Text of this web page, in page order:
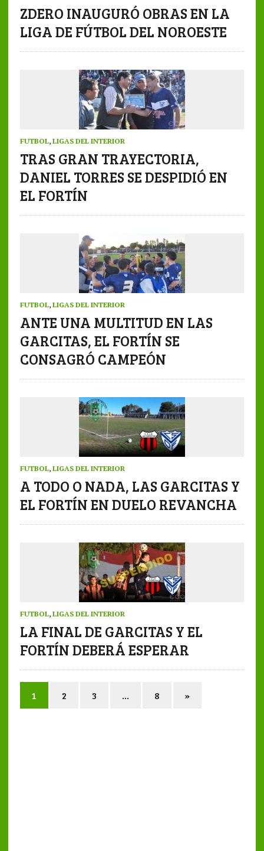
ZDERO INAUGURÓ OBRAS EN LA
LIGA DE FÚTBOL DEL NOROESTE
FUTBOL, LIGAS DEL INTERIOR
TRAS GRAN TRAYECTORIA,
DANIEL TORRES SE DESPIDIÓ EN
EL FORTÍN
FUTBOL, LIGAS DEL INTERIOR
ANTE UNA MULTITUD EN LAS
GARCITAS, EL FORTÍN SE
CONSAGRÓ CAMPEÓN
FUTBOL, LIGAS DEL INTERIOR
A TODO O NADA, LAS GARCITAS Y
EL FORTÍN EN DUELO REVANCHA
FUTBOL, LIGAS DEL INTERIOR
LA FINAL DE GARCITAS Y EL
FORTÍN DEBERÁ ESPERAR
1 2 3 … 8 »